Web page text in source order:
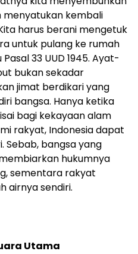
menyatukan kembali
harus berani mengetuk
untuk pulang ke rumah
33 UUD 1945. Ayat-
bukan sekadar
jimat berdikari yang
bangsa. Hanya ketika
bagi kekayaan alam
rakyat, Indonesia dapat
Sebab, bangsa yang
hukumnya
sementara rakyat
airnya sendiri.
Utama